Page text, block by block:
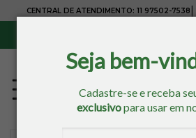
Seja bem-
Cadastre-se e receba
exclusivopara usar em
CENTRAL DE ATENDIMENTO: 11 97502-7538